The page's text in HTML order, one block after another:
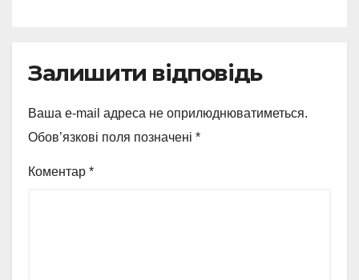
Залишити відповідь
Ваша e-mail адреса не оприлюднюватиметься.
Обов’язкові поля позначені *
Коментар *